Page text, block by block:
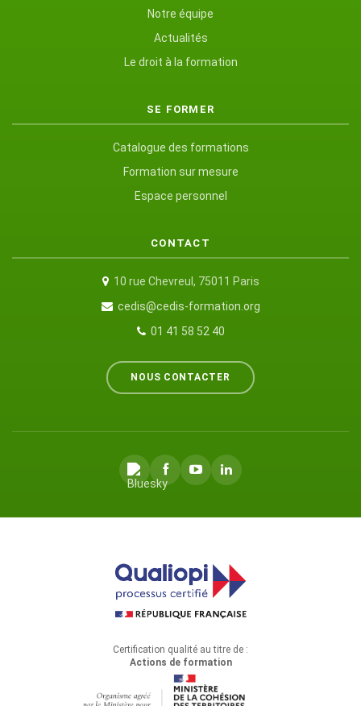
Notre équipe
Actualités
Le droit à la formation
SE FORMER
Catalogue des formations
Formation sur mesure
Espace personnel
CONTACT
10 rue Chevreul, 75011 Paris
cedis@cedis-formation.org
01 41 58 52 40
NOUS CONTACTER
Certification qualité au titre de :
Actions de formation